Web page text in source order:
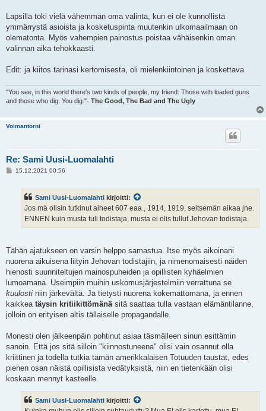
Lapsilla toki vielä vähemmän oma valinta, kun ei ole kunnollista
ymmärrystä asioista ja kosketuspinta muutenkin ulkomaailmaan on
olematonta. Myös vahempien painostus poistaa vähäisenkin oman
valinnan aika tehokkaasti.
Edit: ja kiitos tarinasi kertomisesta, oli mielenkiintoinen ja koskettava
"You see, in this world there's two kinds of people, my friend: Those with loaded guns
and those who dig. You dig."- The Good, The Bad and The Ugly
Voimantorni
Re: Sami Uusi-Luomalahti
V15.12.2021 00:56
Sami Uusi-Luomalahti kirjoitti:
Jos mä olisin tutkinut aiheet 607 eaa., 1914, 1919, seitsemän aikaa jne.
ENNEN kuin musta tuli todistaja, musta ei olis tullut Jehovan todistaja.
Tähän ajatukseen on varsin helppo samastua. Itse myös aikoinani
nuorena aikuisena liityin Jehovan todistajiin, ja nimenomaisesti näiden
hienosti suunniteltujen mainospuheiden ja opillisten kyhäelmien
lumoamana. Useimpiin muihin uskomusjärjestelmiin verrattuna se
kuulosti niin järkevältä. Ja tietysti nuorena kokemattomana, ja ennen
kaikkea täysin kritiikittömänä sitä saattaa tulla vastaan elämäntilanne,
jolloin on erityisen altis tällaiselle propagandalle.
Monesti olen jälkeenpäin pohtinut asiaa täsmälleen sinun esittämin
sanoin. Että jos sitä silloin "kiinnostuneena" olisi vain osannut olla
kriittinen ja todella tutkia tämän amerikkalaisen Totuuden taustat, edes
pienen osan näistä opillisista vedätyksistä, niin en tietenkään olisi
koskaan mennyt kasteelle.
Sami Uusi-Luomalahti kirjoitti: